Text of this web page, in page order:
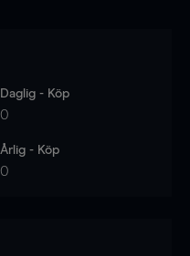
Daglig - Köp
0
Årlig - Köp
0